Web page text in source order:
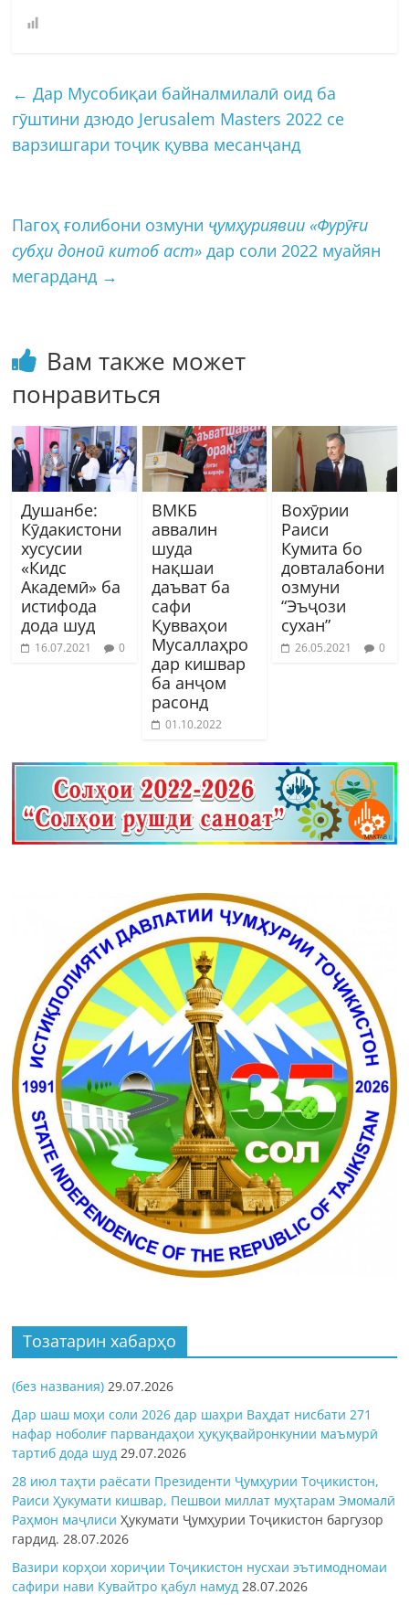
← Дар Мусобиқаи байналмилалӣ оид ба
гӯштини дзюдо Jerusalem Masters 2022 се
варзишгари тоҷик қувва месанҷанд
Пагоҳ ғолибони озмуни ҷумҳуриявии «Фурӯғи
субҳи доноӣ китоб аст» дар соли 2022 муайян
мегарданд →
Вам также может
понравиться
Душанбе:
Кӯдакистони
хусусии
«Кидс
Академӣ» ба
истифода
дода шуд
16.07.2021 0
ВМКБ
аввалин
шуда
нақшаи
даъват ба
сафи
Қувваҳои
Мусаллаҳро
дар кишвар
ба анҷом
расонд
01.10.2022
Вохӯрии
Раиси
Кумита бо
довталабони
озмуни
“Эъҷози
сухан”
26.05.2021 0
Тозатарин хабарҳо
(без названия) 29.07.2026
Дар шаш моҳи соли 2026 дар шаҳри Ваҳдат нисбати 271
нафар ноболиғ парвандаҳои ҳуқуқвайронкунии маъмурӣ
тартиб дода шуд 29.07.2026
28 июл таҳти раёсати Президенти Ҷумҳурии Тоҷикистон,
Раиси Ҳукумати кишвар, Пешвои миллат муҳтарам Эмомалӣ
Раҳмон маҷлисиҲукумати Ҷумҳурии Тоҷикистон баргузор
гардид.28.07.2026
Вазири корҳои хориҷии Тоҷикистон нусхаи эътимодномаи
сафири нави Кувайтро қабул намуд 28.07.2026